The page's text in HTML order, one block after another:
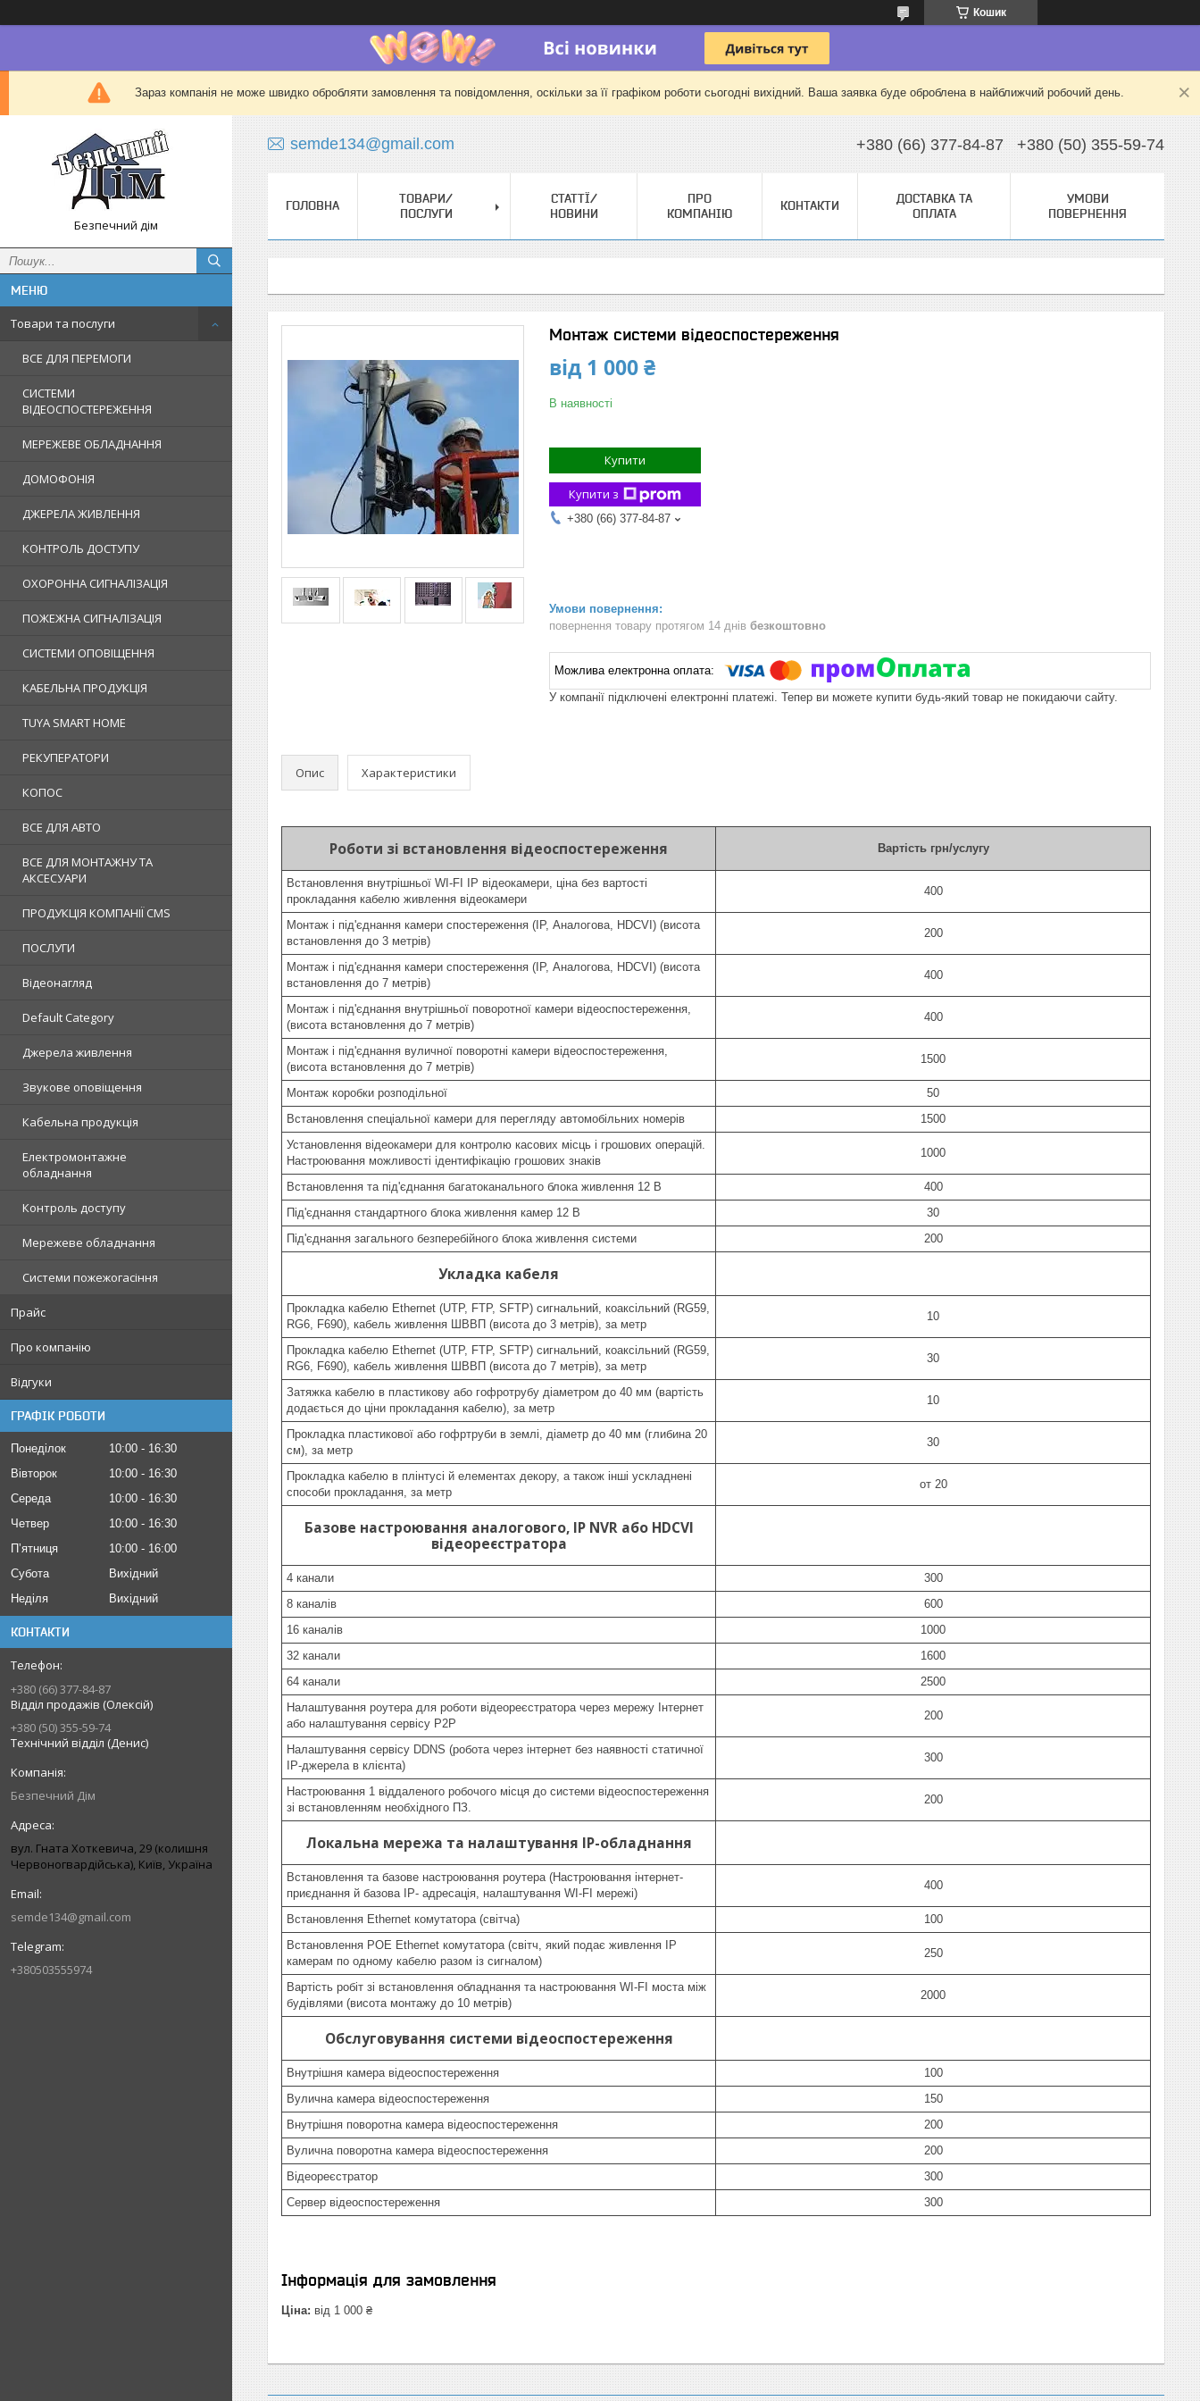
Кошик
Зараз компанія не може швидко обробляти замовлення та повідомлення, оскільки за її графіком роботи сьогодні вихідний. Ваша заявка буде оброблена в найближчий робочий день.
Безпечний дім
Товари та послуги
ВСЕ ДЛЯ ПЕРЕМОГИ
СИСТЕМИ
ВІДЕОСПОСТЕРЕЖЕННЯ
МЕРЕЖЕВЕ ОБЛАДНАННЯ
ДОМОФОНІЯ
ДЖЕРЕЛА ЖИВЛЕННЯ
КОНТРОЛЬ ДОСТУПУ
ОХОРОННА СИГНАЛІЗАЦІЯ
ПОЖЕЖНА СИГНАЛІЗАЦІЯ
СИСТЕМИ ОПОВІЩЕННЯ
КАБЕЛЬНА ПРОДУКЦІЯ
TUYA SMART HOME
РЕКУПЕРАТОРИ
КОПОС
ВСЕ ДЛЯ АВТО
ВСЕ ДЛЯ МОНТАЖНУ ТА
АКСЕСУАРИ
ПРОДУКЦІЯ КОМПАНІЇ CMS
ПОСЛУГИ
Відеонагляд
Default Category
Джерела живлення
Звукове оповіщення
Кабельна продукція
Електромонтажне
обладнання
Контроль доступу
Мережеве обладнання
Системи пожежогасіння
Прайс
Про компанію
Відгуки
ГРАФІК РОБОТИ
Понеділок 10:00
16:30
Вівторок
10:00
16:30
Середа
10:00
16:30
Четвер
10:00
16:30
Пʼятниця
10:00
16:00
Субота
Вихідний
Неділя
Вихідний
КОНТАКТИ
+380 (66) 377-84-87
Відділ продажів (Олексій)
+380 (50) 355-59-74
Технічний відділ (Денис)
Безпечний Дім
вул. Гната Хоткевича, 29 (колишня
Червоногвардійська), Київ, Україна
semde134@gmail.com
+380503555974
semde134@gmail.com +380 (66) 377-84-87 +380 (50) 355-59-74
ГОЛОВНА
ТОВАРИ/
ПОСЛУГИ
СТАТТЇ/
НОВИНИ
ПРО
КОМПАНІЮ
КОНТАКТИ
ДОСТАВКА ТА
ОПЛАТА
УМОВИ
ПОВЕРНЕННЯ
Монтаж системи відеоспостереження
від 1 000 ₴
В наявності
Купити
Купити з
+380 (66) 377-84-87
повернення товару протягом 14 днів безкоштовно
У компанії підключені електронні платежі. Тепер ви можете купити будь-який товар не покидаючи сайту.
Опис Характеристики
Роботи зі встановлення відеоспостереження Вартість грн/услугу
Встановлення внутрішньої WI-FI IP відеокамери, ціна без вартості
прокладання кабелю живлення відеокамери
400
Монтаж і під'єднання камери спостереження (IP, Аналогова, HDCVI) (висота
встановлення до 3 метрів)
200
Монтаж і під'єднання камери спостереження (IP, Аналогова, HDCVI) (висота
встановлення до 7 метрів)
400
Монтаж і під'єднання внутрішньої поворотної камери відеоспостереження,
(висота встановлення до 7 метрів)
400
Монтаж і під'єднання вуличної поворотні камери відеоспостереження,
(висота встановлення до 7 метрів)
1500
Монтаж коробки розподільної
50
Встановлення спеціальної камери для перегляду автомобільних номерів
1500
Установлення відеокамери для контролю касових місць і грошових операцій.
Настроювання можливості ідентифікацію грошових знаків
1000
Встановлення та під'єднання багатоканального блока живлення 12 В
400
Під'єднання стандартного блока живлення камер 12 В
30
Під'єднання загального безперебійного блока живлення системи
200
Укладка кабеля
Прокладка кабелю Ethernet (UTP, FTP, SFTP) сигнальний, коаксільний (RG59,
RG6, F690), кабель живлення ШВВП (висота до 3 метрів), за метр
10
Прокладка кабелю Ethernet (UTP, FTP, SFTP) сигнальний, коаксільний (RG59,
RG6, F690), кабель живлення ШВВП (висота до 7 метрів), за метр
30
Затяжка кабелю в пластикову або гофротрубу діаметром до 40 мм (вартість
додається до ціни прокладання кабелю), за метр
10
Прокладка пластикової або гофртруби в землі, діаметр до 40 мм (глибина 20
см), за метр
30
Прокладка кабелю в плінтусі й елементах декору, а також інші ускладнені
способи прокладання, за метр
от 20
Базове настроювання аналогового, IP NVR або HDCVI
відеореєстратора
4 канали
300
8 каналів
600
16 каналів
1000
32 канали
1600
64 канали
2500
Налаштування роутера для роботи відеореєстратора через мережу Інтернет
або налаштування сервісу P2P
200
Налаштування сервісу DDNS (робота через інтернет без наявності статичної
IP-джерела в клієнта)
300
Настроювання 1 віддаленого робочого місця до системи відеоспостереження
зі встановленням необхідного ПЗ.
200
Локальна мережа та налаштування IP-обладнання
Встановлення та базове настроювання роутера (Настроювання інтернет-
приєднання й базова IP- адресація, налаштування WI-FI мережі)
400
Встановлення Ethernet комутатора (світча)
100
Встановлення POE Ethernet комутатора (світч, який подає живлення IP
камерам по одному кабелю разом із сигналом)
250
Вартість робіт зі встановлення обладнання та настроювання WI-FI моста між
будівлями (висота монтажу до 10 метрів)
2000
Обслуговування системи відеоспостереження
Внутрішня камера відеоспостереження
100
Вулична камера відеоспостереження
150
Внутрішня поворотна камера відеоспостереження
200
Вулична поворотна камера відеоспостереження
200
Відеореєстратор
300
Сервер відеоспостереження
300
Інформація для замовлення
Ціна: від 1 000 ₴